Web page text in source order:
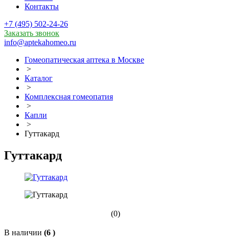
Контакты
+7 (495) 502-24-26
Заказать звонок
info@aptekahomeo.ru
Гомеопатическая аптека в Москве
>
Каталог
>
Комплексная гомеопатия
>
Капли
>
Гуттакард
Гуттакард
(0)
В наличии (6 )